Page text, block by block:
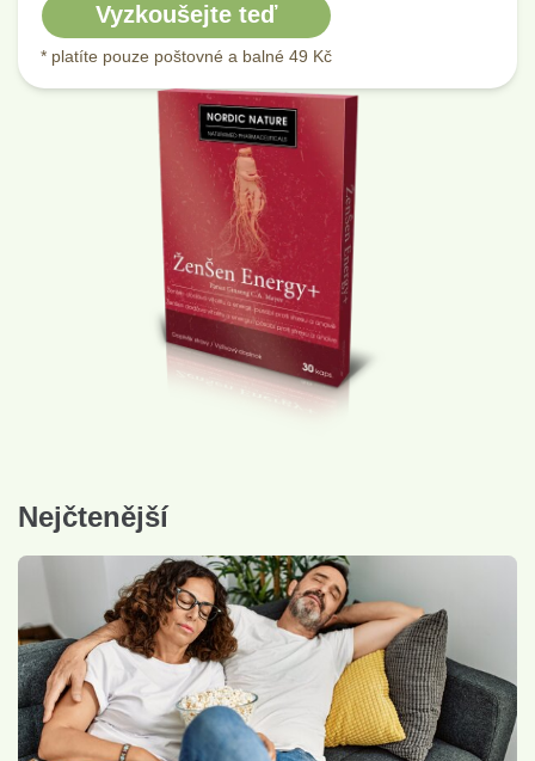
Vyzkoušejte teď
* platíte pouze poštovné a balné 49 Kč
Nejčtenější